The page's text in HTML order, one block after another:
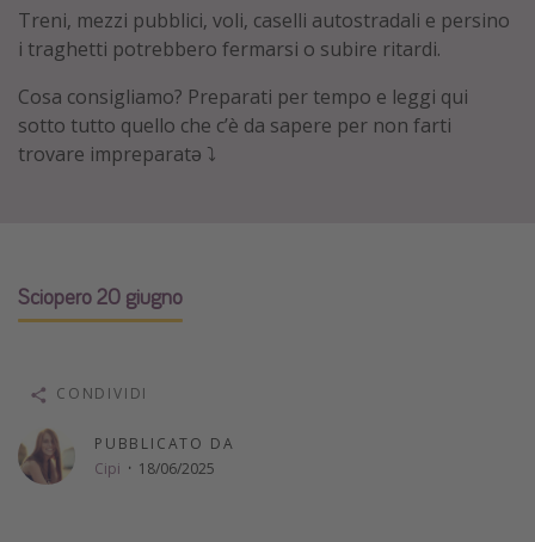
Tipo di vacanza
Vacanze last minute
Vacanze all inclusive
Vacanze con bambini
Vacanze al mare
Altri argomenti
Travel magazine
Treni, mezzi pubblici, voli, caselli autostradali e persino
i traghetti potrebbero fermarsi o subire ritardi.
Cosa consigliamo? Preparati per tempo e leggi qui
sotto tutto quello che c’è da sapere per non farti
trovare impreparatə ⤵️
Sciopero 20 giugno
PUBBLICATO DA
Cipi · 18/06/2025
CONDIVIDI